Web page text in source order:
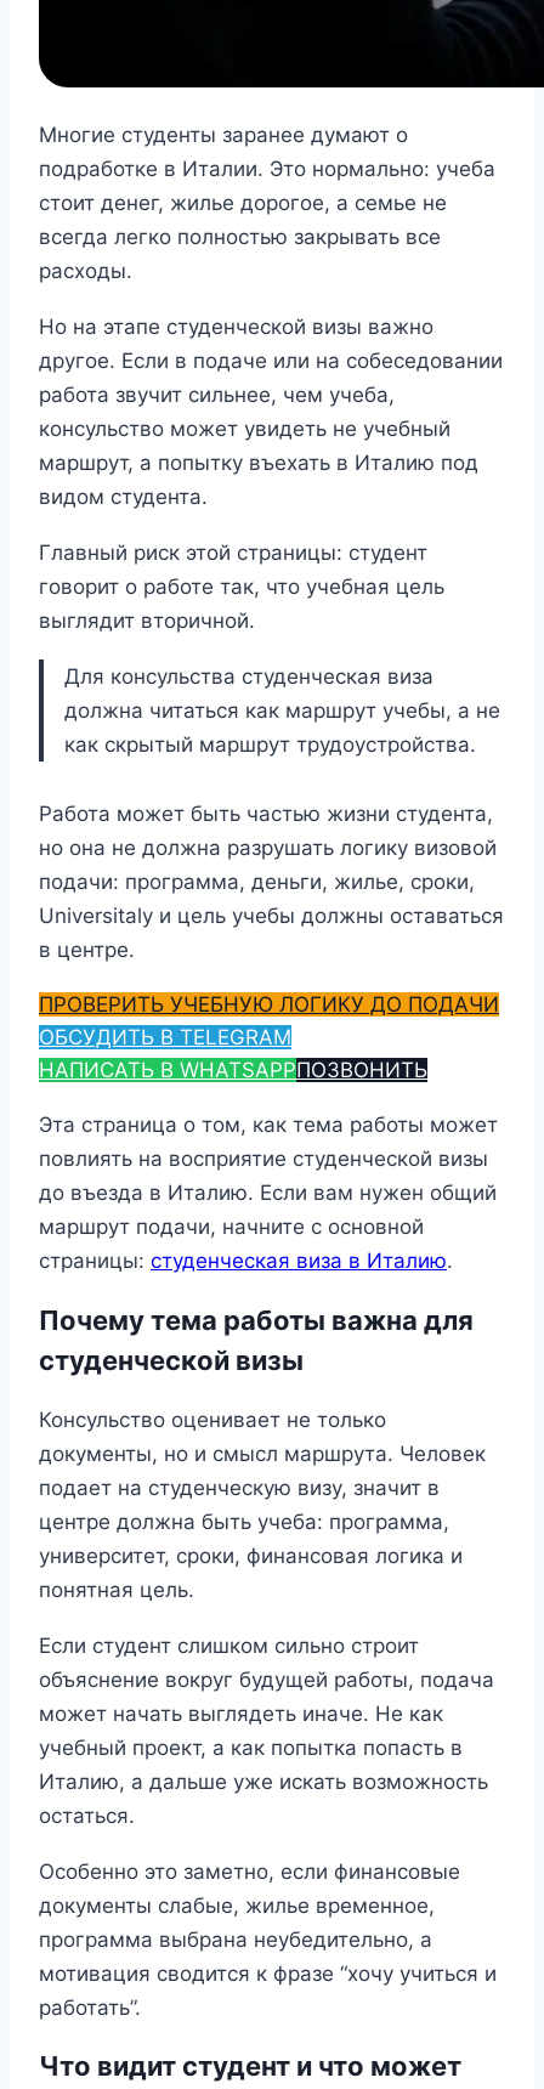
Многие студенты заранее думают о
подработке в Италии. Это нормально: учеба
стоит денег, жилье дорогое, а семье не
всегда легко полностью закрывать все
расходы.
Но на этапе студенческой визы важно
другое. Если в подаче или на собеседовании
работа звучит сильнее, чем учеба,
консульство может увидеть не учебный
маршрут, а попытку въехать в Италию под
видом студента.
Главный риск этой страницы: студент
говорит о работе так, что учебная цель
выглядит вторичной.
Для консульства студенческая виза
должна читаться как маршрут учебы, а не
как скрытый маршрут трудоустройства.
Работа может быть частью жизни студента,
но она не должна разрушать логику визовой
подачи: программа, деньги, жилье, сроки,
Universitaly и цель учебы должны оставаться
в центре.
ПРОВЕРИТЬ УЧЕБНУЮ ЛОГИКУ ДО ПОДАЧИ
ОБСУДИТЬ В TELEGRAM
НАПИСАТЬ В WHATSAPPПОЗВОНИТЬ
Эта страница о том, как тема работы может
повлиять на восприятие студенческой визы
до въезда в Италию. Если вам нужен общий
маршрут подачи, начните с основной
страницы: студенческая виза в Италию.
Почему тема работы важна для
студенческой визы
Консульство оценивает не только
документы, но и смысл маршрута. Человек
подает на студенческую визу, значит в
центре должна быть учеба: программа,
университет, сроки, финансовая логика и
понятная цель.
Если студент слишком сильно строит
объяснение вокруг будущей работы, подача
может начать выглядеть иначе. Не как
учебный проект, а как попытка попасть в
Италию, а дальше уже искать возможность
остаться.
Особенно это заметно, если финансовые
документы слабые, жилье временное,
программа выбрана неубедительно, а
мотивация сводится к фразе “хочу учиться и
работать”.
Что видит студент и что может